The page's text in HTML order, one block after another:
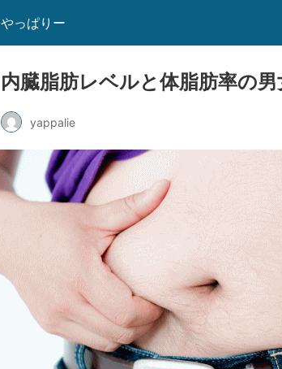
やっぱりー
内臓脂肪レベルと体脂肪率の
yappalie